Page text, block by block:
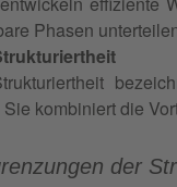
Phasen
kombiniert die
der